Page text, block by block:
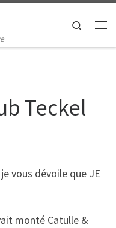
Search
Teckel
vous dévoile que JE
monté Catulle &